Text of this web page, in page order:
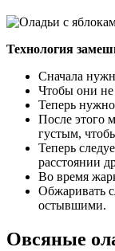
Технология
Сначала
Чтобы они не
Теперь
После этого
густым,
Теперь
расстоянии
Во время
Обжаривать
остывшими.
Овсяные